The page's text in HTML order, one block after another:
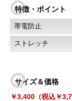
特徴・ポイント
帯電防止
ストレッチ
サイズ＆価格
￥3,400（税込￥